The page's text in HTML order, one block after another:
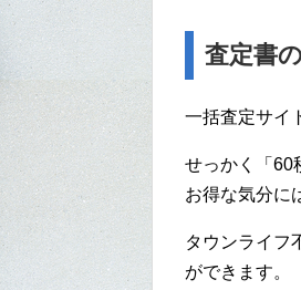
査定書
一括査定サイ
せっかく「60
お得な気分に
タウンライフ
ができます。